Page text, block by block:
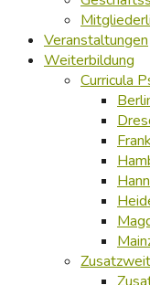
Veranstaltungen
Weiterbildung
Curricula